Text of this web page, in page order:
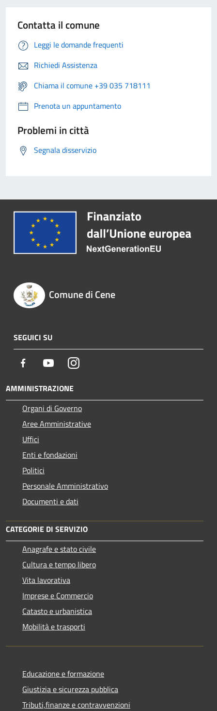
Contatta il comune
Leggi le domande frequenti
Richiedi Assistenza
Chiama il comune +39 035 718111
Prenota un appuntamento
Problemi in città
Segnala disservizio
Comune di Cene
SEGUICI SU
Facebook YoutubeInstagram
AMMINISTRAZIONE
Organi di Governo
Aree Amministrative
Uffici
Enti e fondazioni
Politici
Personale Amministrativo
Documenti e dati
CATEGORIE DI SERVIZIO
Anagrafe e stato civile
Cultura e tempo libero
Vita lavorativa
Imprese e Commercio
Catasto e urbanistica
Mobilità e trasporti
Educazione e formazione
Giustizia e sicurezza pubblica
Tributi,finanze e contravvenzioni